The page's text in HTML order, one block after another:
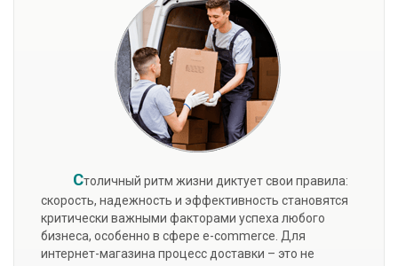
Столичный ритм жизни диктует свои правила:
скорость, надежность и эффективность становятся
критически важными факторами успеха любого
бизнеса, особенно в сфере e-commerce. Для
интернет-магазина процесс доставки – это не